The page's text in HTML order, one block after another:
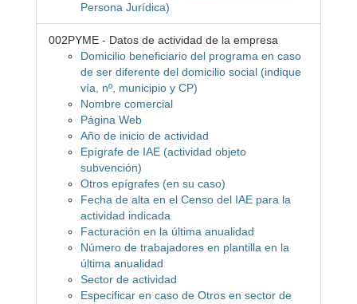
Persona Jurídica)
002PYME - Datos de actividad de la empresa
Domicilio beneficiario del programa en caso
de ser diferente del domicilio social (indique
vía, nº, municipio y CP)
Nombre comercial
Página Web
Año de inicio de actividad
Epígrafe de IAE (actividad objeto
subvención)
Otros epígrafes (en su caso)
Fecha de alta en el Censo del IAE para la
actividad indicada
Facturación en la última anualidad
Número de trabajadores en plantilla en la
última anualidad
Sector de actividad
Especificar en caso de Otros en sector de